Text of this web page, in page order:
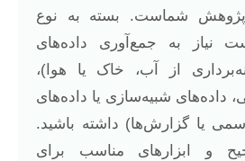
پژوهش شماست. بسته به نوع
نیاز به جمع‌آوری داده‌های
از آب، خاک یا هوا)،
داده‌های شبیه‌سازی یا داده‌های
رسمی یا گزارش‌ها) داشته باشید.
و ابزارهای مناسب برای